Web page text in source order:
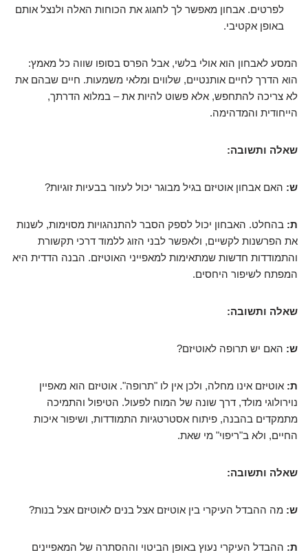
לפרטים. אבחון מאפשר לך לחגוג את הכוחות האלה ולנצל אותם
באופן אקטיבי.
המסע לאבחון הוא אולי בלשי, אבל הפרס בסופו שווה כל מאמץ:
הוא הדרך לחיים אותנטיים, שלווים ומלאי משמעות. חיים שבהם את
לא צריכה להתחפש, אלא פשוט להיות את – במלוא הדרתך,
הייחודית והמדהימה.
שאלה ותשובה:
ש: האם אבחון אוטיזם בגיל מבוגר יכול לעזור בבעיות זוגיות?
ת: בהחלט. האבחון יכול לספק הסבר להתנהגויות מסוימות, לשנות
את הפרשנות לקשיים, ולאפשר לבני הזוג ללמוד דרכי תקשורת
והתמודדות חדשות שמתאימות למאפייני האוטיזם. הבנה הדדית היא
המפתח לשיפור היחסים.
שאלה ותשובה:
ש: האם יש תרופה לאוטיזם?
ת: אוטיזם אינו מחלה, ולכן אין לו "תרופה". אוטיזם הוא מאפיין
נוירולוגי מולד, דרך שונה של המוח לפעול. הטיפול והתמיכה
מתמקדים בהבנה, פיתוח אסטרטגיות התמודדות, ושיפור איכות
החיים, ולא ב"ריפוי" מי שאת.
שאלה ותשובה:
ש: מה ההבדל העיקרי בין אוטיזם אצל בנים לאוטיזם אצל בנות?
ת: ההבדל העיקרי נעוץ באופן הביטוי וההסתרה של המאפיינים